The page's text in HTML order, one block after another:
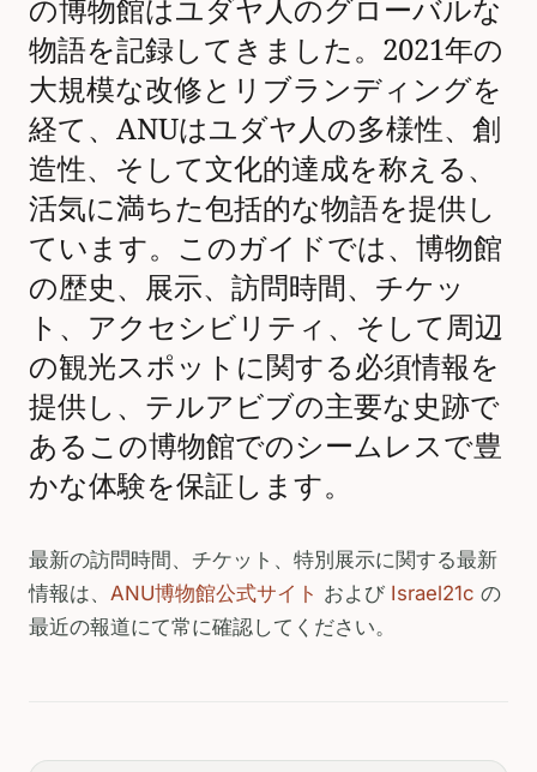
の博物館はユダヤ人のグローバルな
物語を記録してきました。2021年の
大規模な改修とリブランディングを
経て、ANUはユダヤ人の多様性、創
造性、そして文化的達成を称える、
活気に満ちた包括的な物語を提供し
ています。このガイドでは、博物館
の歴史、展示、訪問時間、チケッ
ト、アクセシビリティ、そして周辺
の観光スポットに関する必須情報を
提供し、テルアビブの主要な史跡で
あるこの博物館でのシームレスで豊
かな体験を保証します。
最新の訪問時間、チケット、特別展示に関する最新
情報は、 ANU博物館公式サイト および Israel21c の
最近の報道にて常に確認してください。